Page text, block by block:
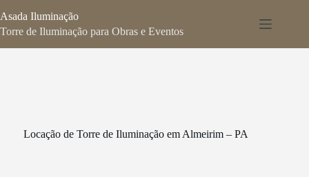
para
o
Asada Iluminação
Torre de Iluminação para Obras e Eventos
Locação de Torre de Iluminação em Almeirim – PA